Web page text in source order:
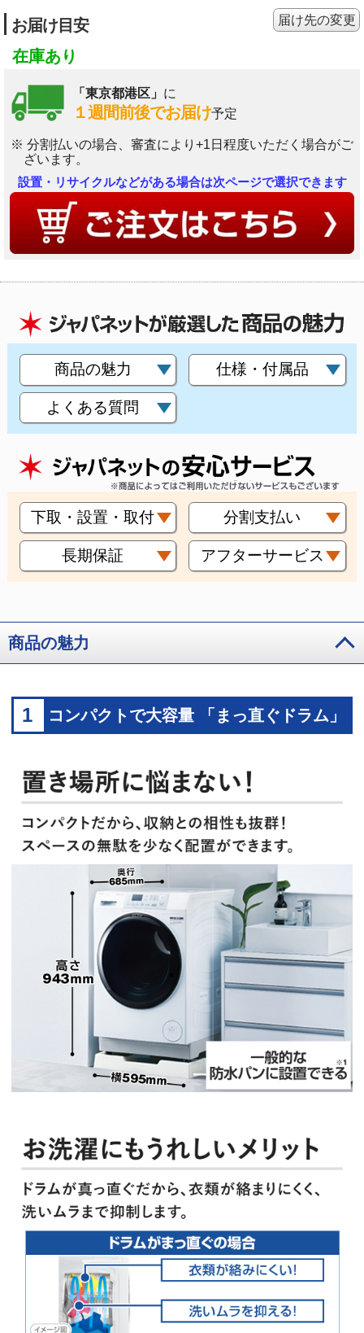
お届け目安
在庫あり
「東京都港区」 に
１週間前後でお届け予定
※ 分割払いの場合、審査により+1日程度いただく場合がご
ざいます。
届け先の変更
設置・リサイクルなどがある場合は次ページで選択できます
商品の魅力 仕様・付属品
よくある質問
下取・設置・取付 分割支払い
長期保証 アフターサービス
商品の魅力
1 コンパクトで大容量 「まっ直ぐドラム」